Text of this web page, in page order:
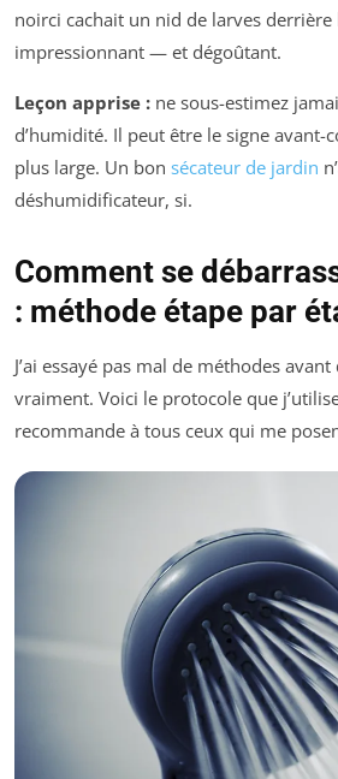
noirci cachait un nid de larves derrière
impressionnant — et dégoûtant.
Leçon apprise : ne sous-estimez
d’humidité. Il peut être le signe avant-
plus large. Un bon sécateur de jardin
déshumidificateur, si.
Comment se
: méthode étape par
J’ai essayé pas mal de méthodes
vraiment. Voici le protocole que
recommande à tous ceux qui me